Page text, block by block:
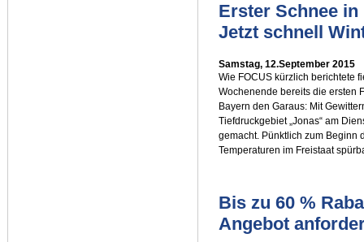
Erster Schnee
Jetzt schnell
Samstag, 12.September 2015
Wie FOCUS kürzlich berichtete
Wochenende bereits die ersten
Bayern den Garaus: Mit
Tiefdruckgebiet „Jonas“ am
gemacht. Pünktlich zum Beginn
Temperaturen im Freistaat
Bis zu 60 %
Angebot